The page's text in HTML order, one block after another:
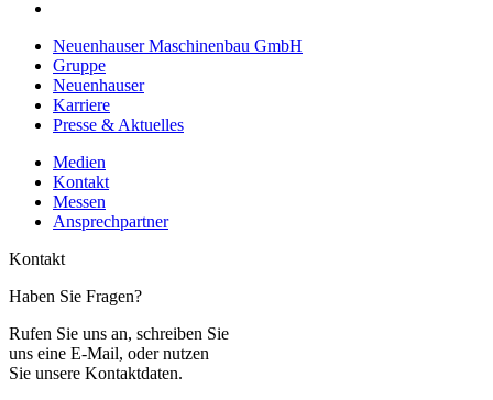
Neuenhauser Maschinenbau GmbH
Gruppe
Neuenhauser
Karriere
Presse & Aktuelles
Medien
Kontakt
Messen
Ansprechpartner
Kontakt
Haben Sie Fragen?
Rufen Sie uns an, schreiben Sie
uns eine E-Mail, oder nutzen
Sie unsere Kontaktdaten.